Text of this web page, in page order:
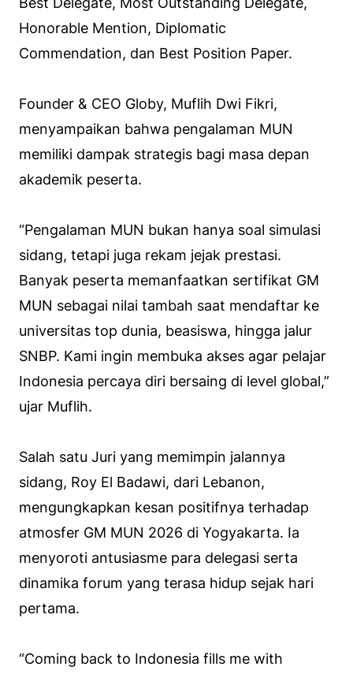
Honorable Mention, Diplomatic
Commendation, dan Best Position Paper.
Founder & CEO Globy, Muflih Dwi Fikri,
menyampaikan bahwa pengalaman MUN
memiliki dampak strategis bagi masa depan
akademik peserta.
“Pengalaman MUN bukan hanya soal simulasi
sidang, tetapi juga rekam jejak prestasi.
Banyak peserta memanfaatkan sertifikat GM
MUN sebagai nilai tambah saat mendaftar ke
universitas top dunia, beasiswa, hingga jalur
SNBP. Kami ingin membuka akses agar pelajar
Indonesia percaya diri bersaing di level global,”
ujar Muflih.
Salah satu Juri yang memimpin jalannya
sidang, Roy El Badawi, dari Lebanon,
mengungkapkan kesan positifnya terhadap
atmosfer GM MUN 2026 di Yogyakarta. Ia
menyoroti antusiasme para delegasi serta
dinamika forum yang terasa hidup sejak hari
pertama.
“Coming back to Indonesia fills me with